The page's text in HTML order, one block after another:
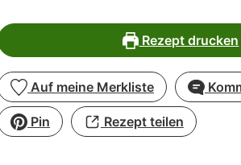
Rezept drucken
Auf meine Merkliste
Pin Rezept teilen